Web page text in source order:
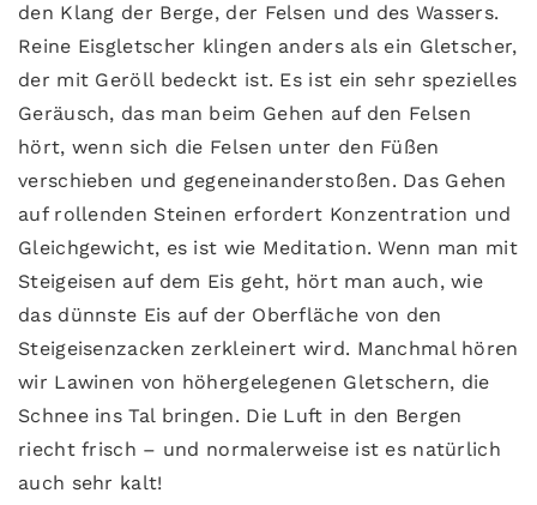
den Klang der Berge, der Felsen und des Wassers.
Reine Eisgletscher klingen anders als ein Gletscher,
der mit Geröll bedeckt ist. Es ist ein sehr spezielles
Geräusch, das man beim Gehen auf den Felsen
hört, wenn sich die Felsen unter den Füßen
verschieben und gegeneinanderstoßen. Das Gehen
auf rollenden Steinen erfordert Konzentration und
Gleichgewicht, es ist wie Meditation. Wenn man mit
Steigeisen auf dem Eis geht, hört man auch, wie
das dünnste Eis auf der Oberfläche von den
Steigeisenzacken zerkleinert wird. Manchmal hören
wir Lawinen von höhergelegenen Gletschern, die
Schnee ins Tal bringen. Die Luft in den Bergen
riecht frisch – und normalerweise ist es natürlich
auch sehr kalt!